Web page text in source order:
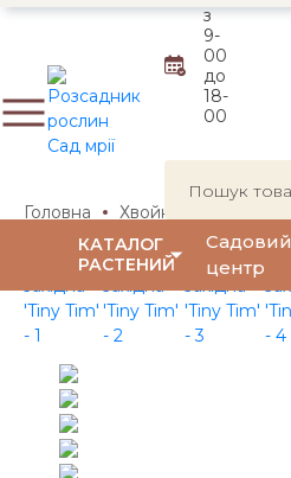
з
9-
00
до
18-
00
КАТАЛОГ
РАСТЕНИЙ
Садовий
центр
Головна Хвойні рослини